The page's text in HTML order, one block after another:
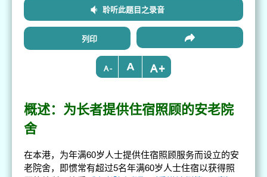
聆听此题目之录音
列印
- +
概述：为长者提供住宿照顾的安老院
舍
在本港，为年满60岁人士提供住宿照顾服务而设立的安
老院舍，即惯常有超过5名年满60岁人士住宿以获得照